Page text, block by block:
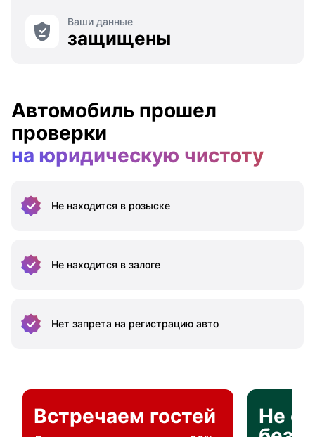
Ваши данные
защищены
Автомобиль прошел
проверки
на юридическую чистоту
Не находится в розыске
Не находится в залоге
Нет запрета на регистрацию авто
Встречаем гостей
Не